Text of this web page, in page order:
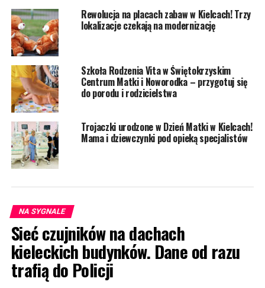
Rewolucja na placach zabaw w Kielcach! Trzy
lokalizacje czekają na modernizację
Szkoła Rodzenia Vita w Świętokrzyskim
Centrum Matki i Noworodka – przygotuj się
do porodu i rodzicielstwa
Trojaczki urodzone w Dzień Matki w Kielcach!
Mama i dziewczynki pod opieką specjalistów
NA SYGNALE
Sieć czujników na dachach
kieleckich budynków. Dane od razu
trafią do Policji